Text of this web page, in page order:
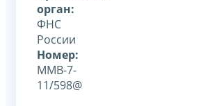
орган:
ФНС
России
Номер:
ММВ-7-
11/598@